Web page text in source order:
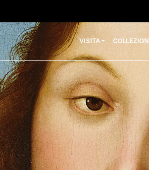
VISITA COLLEZIONI